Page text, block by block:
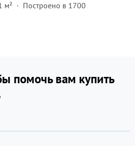
м²
Построено в 1700
помочь вам купить